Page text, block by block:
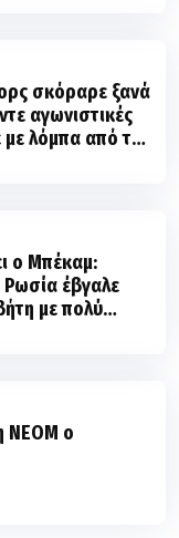
αγωνιστικές
με λόμπα από το
έβγαλε
με πολύ